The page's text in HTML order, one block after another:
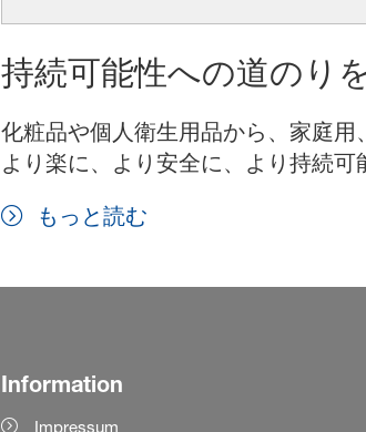
持続可能性への道のり
化粧品や個人衛生用品から、家庭
より楽に、より安全に、より持続可
もっと読む
Information
Impressum